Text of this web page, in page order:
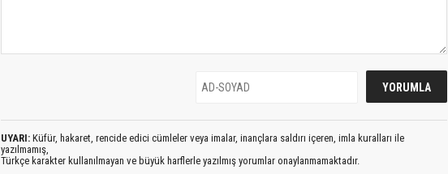
UYARI: Küfür, hakaret, rencide edici cümleler veya imalar, inançlara saldırı içeren, imla kuralları ile
yazılmamış,
Türkçe karakter kullanılmayan ve büyük harflerle yazılmış yorumlar onaylanmamaktadır.